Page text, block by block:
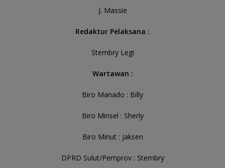
J. Massie
Redaktur Pelaksana :
Stembry Legi
Wartawan :
Biro Manado : Billy
Biro Minsel : Sherly
Biro Minut : Jaksen
DPRD Sulut/Pemprov : Stembry